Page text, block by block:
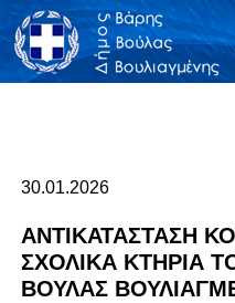
30.01.2026
ΑΝΤΙΚΑΤΑΣΤΑΣΗ
ΣΧΟΛΙΚΑ ΚΤΗΡΙΑ
ΒΟΥΛΑΣ